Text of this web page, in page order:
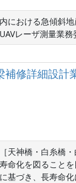
における急傾斜
レーザ測量業務
修詳細設計
天神橋・白糸橋
命化を図ること
基づき、長寿命